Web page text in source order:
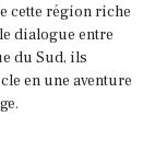
cette région riche
dialogue entre
du Sud, ils
en une aventure